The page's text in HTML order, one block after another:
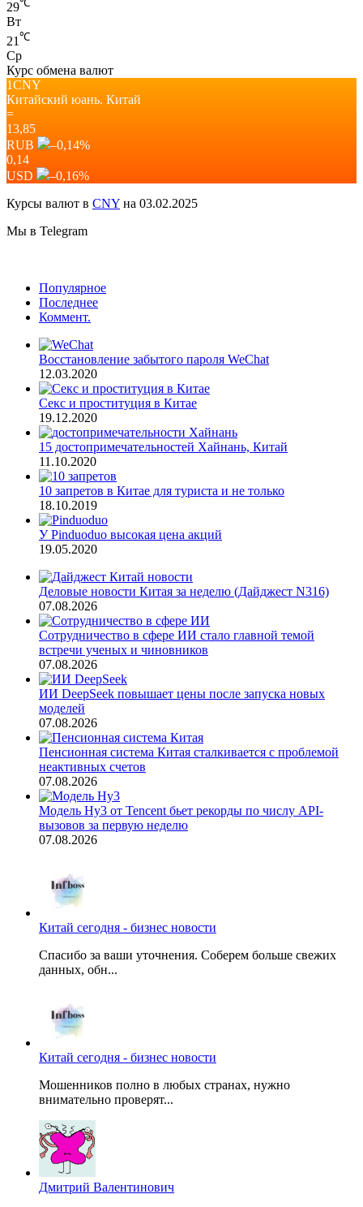
29℃
Вт
21℃
Ср
Курс обмена валют
1CNY
Китайский юань. Китай
=
13,85
RUB
–0,14%
0,14
USD
–0,16%
Курсы валют в CNY на 03.02.2025
Мы в Telegram
Популярное
Последнее
Коммент.
Восстановление забытого пароля WeChat
12.03.2020
Секс и проституция в Китае
19.12.2020
15 достопримечательностей Хайнань, Китай
11.10.2020
10 запретов в Китае для туриста и не только
18.10.2019
У Pinduoduo высокая цена акций
19.05.2020
Деловые новости Китая за неделю (Дайджест N316)
07.08.2026
Сотрудничество в сфере ИИ стало главной темой
встречи ученых и чиновников
07.08.2026
ИИ DeepSeek повышает цены после запуска новых
моделей
07.08.2026
Пенсионная система Китая сталкивается с проблемой
неактивных счетов
07.08.2026
Модель Hy3 от Tencent бьет рекорды по числу API-
вызовов за первую неделю
07.08.2026
Китай сегодня - бизнес новости
Спасибо за ваши уточнения. Соберем больше свежих
данных, обн...
Китай сегодня - бизнес новости
Мошенников полно в любых странах, нужно
внимательно проверят...
Дмитрий Валентинович